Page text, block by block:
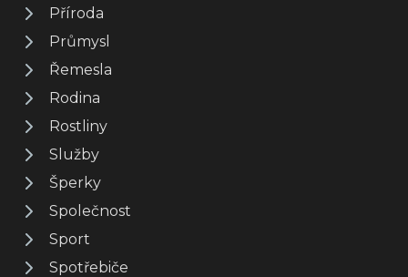
Příroda
Průmysl
Řemesla
Rodina
Rostliny
Služby
Šperky
Společnost
Sport
Spotřebiče